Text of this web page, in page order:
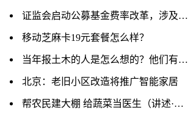
证监会启动公募基金费率改革，涉及六方面内容
移动芝麻卡19元套餐怎么样？
当年报土木的人是怎么想的？他们有想过这专业之后会成为一个大坑吗？
北京：老旧小区改造将推广智能家居
帮农民建大棚 给蔬菜当医生（讲述·一辈子一件事）